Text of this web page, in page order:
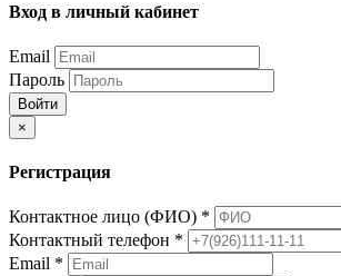
Вход в личный кабинет
Email
Пароль
Войти
×
Регистрация
Контактное лицо (ФИО) *
Контактный телефон *
Email *